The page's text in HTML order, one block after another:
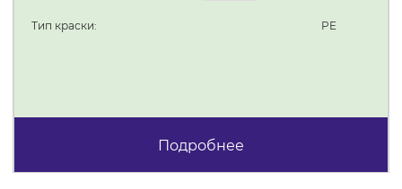
Тип краски: PE
Подробнее